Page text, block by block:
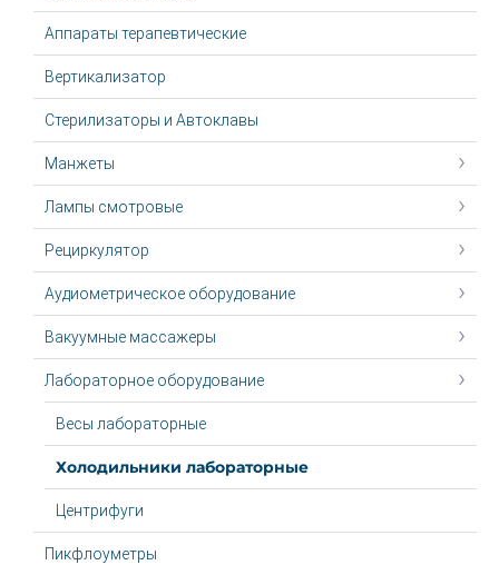
Аппараты терапевтические
Вертикализатор
Стерилизаторы и Автоклавы
Манжеты
Лампы смотровые
Рециркулятор
Аудиометрическое оборудование
Вакуумные массажеры
Лабораторное оборудование
Весы лабораторные
Холодильники лабораторные
Центрифуги
Пикфлоуметры